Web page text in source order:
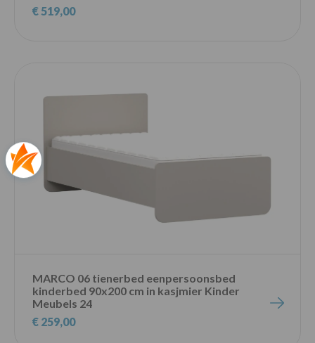
€ 519,00
MARCO 06 tienerbed eenpersoonsbed
kinderbed 90x200 cm in kasjmier Kinder
Meubels 24
€ 259,00